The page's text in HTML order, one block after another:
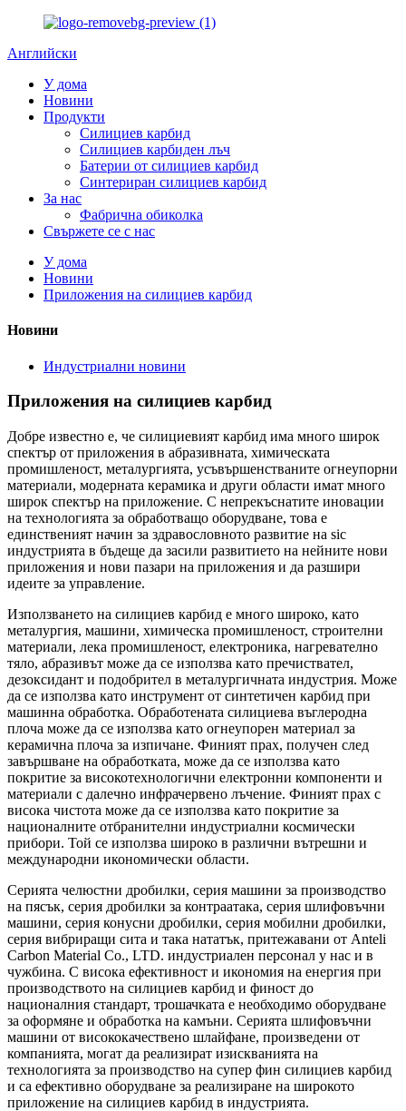
Английски
У дома
Новини
Продукти
Силициев карбид
Силициев карбиден лъч
Батерии от силициев карбид
Синтериран силициев карбид
За нас
Фабрична обиколка
Свържете се с нас
У дома
Новини
Приложения на силициев карбид
Новини
Индустриални новини
Приложения на силициев карбид
Добре известно е, че силициевият карбид има много широк
спектър от приложения в абразивната, химическата
промишленост, металургията, усъвършенстваните огнеупорни
материали, модерната керамика и други области имат много
широк спектър на приложение. С непрекъснатите иновации
на технологията за обработващо оборудване, това е
единственият начин за здравословното развитие на sic
индустрията в бъдеще да засили развитието на нейните нови
приложения и нови пазари на приложения и да разшири
идеите за управление.
Използването на силициев карбид е много широко, като
металургия, машини, химическа промишленост, строителни
материали, лека промишленост, електроника, нагревателно
тяло, абразивът може да се използва като пречиствател,
дезоксидант и подобрител в металургичната индустрия. Може
да се използва като инструмент от синтетичен карбид при
машинна обработка. Обработената силициева въглеродна
плоча може да се използва като огнеупорен материал за
керамична плоча за изпичане. Финият прах, получен след
завършване на обработката, може да се използва като
покритие за високотехнологични електронни компоненти и
материали с далечно инфрачервено лъчение. Финият прах с
висока чистота може да се използва като покритие за
националните отбранителни индустриални космически
прибори. Той се използва широко в различни вътрешни и
международни икономически области.
Серията челюстни дробилки, серия машини за производство
на пясък, серия дробилки за контраатака, серия шлифовъчни
машини, серия конусни дробилки, серия мобилни дробилки,
серия вибриращи сита и така нататък, притежавани от Anteli
Carbon Material Co., LTD. индустриален персонал у нас и в
чужбина. С висока ефективност и икономия на енергия при
производството на силициев карбид и финост до
националния стандарт, трошачката е необходимо оборудване
за оформяне и обработка на камъни. Серията шлифовъчни
машини от висококачествено шлайфане, произведени от
компанията, могат да реализират изискванията на
технологията за производство на супер фин силициев карбид
и са ефективно оборудване за реализиране на широкото
приложение на силициев карбид в индустрията.